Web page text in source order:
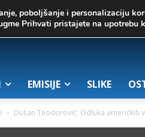
август 2026.
EMISIJE SLIKE
Dušan Teodorović: Odluka američkih
poboljšanje i personalizaciju
Prihvati pristajete na